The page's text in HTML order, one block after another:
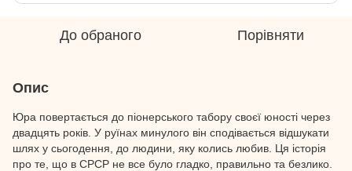
До обраного Порівняти
Опис
Юра повертається до піонерського табору своєї юності через
двадцять років. У руїнах минулого він сподівається відшукати
шлях у сьогодення, до людини, яку колись любив. Ця історія
про те, що в СРСР не все було гладко, правильно та безлико.